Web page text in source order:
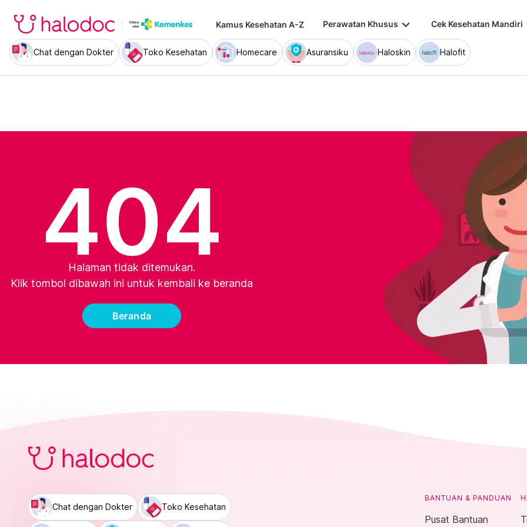
Kamus Kesehatan A-Z Perawatan Khusus keyboard_arrow_down Cek Kesehatan Mandiri
Chat dengan Dokter Toko Kesehatan Homecare Asuransiku Haloskin Halofit
404
Halaman tidak ditemukan.
Klik tombol dibawah ini untuk kembali ke beranda
Beranda
Chat dengan Dokter Toko Kesehatan
BANTUAN & PANDUAN
Pusat Bantuan